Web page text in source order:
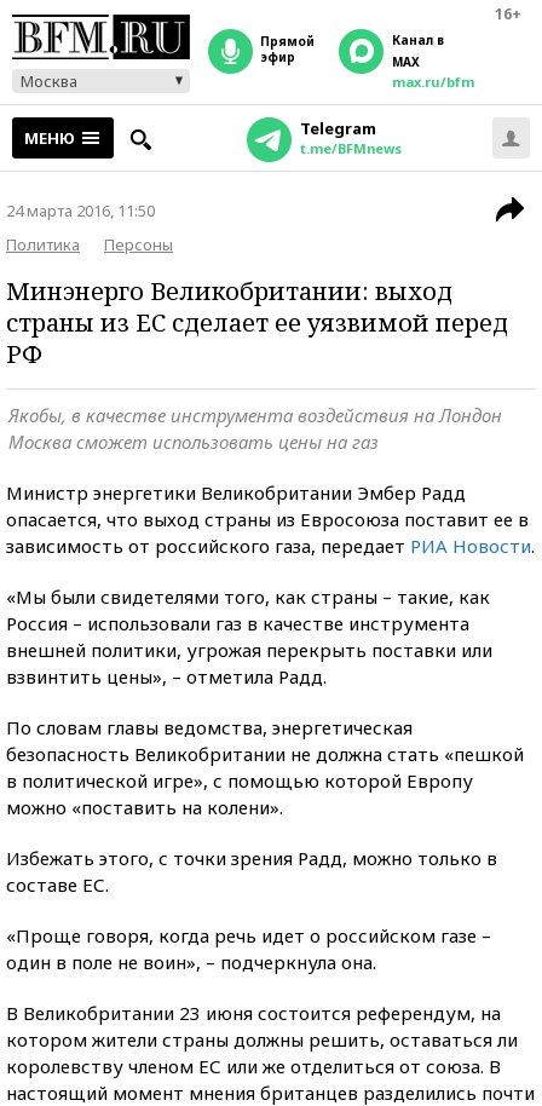
16+
Москва
прямой
эфир
Канал в
MAX
max.ru/bfm
МЕНЮ Telegram
t.me/BFMnews
24 марта 2016, 11:50
Политика
Персоны
Минэнерго Великобритании: выход
страны из ЕС сделает ее уязвимой перед
РФ
Якобы, в качестве инструмента воздействия на Лондон
Москва сможет использовать цены на газ
Министр энергетики Великобритании Эмбер Радд
опасается, что выход страны из Евросоюза поставит ее в
зависимость от российского газа, передает РИА Новости.
«Мы были свидетелями того, как страны – такие, как
Россия – использовали газ в качестве инструмента
внешней политики, угрожая перекрыть поставки или
взвинтить цены», – отметила Радд.
По словам главы ведомства, энергетическая
безопасность Великобритании не должна стать «пешкой
в политической игре», с помощью которой Европу
можно «поставить на колени».
Избежать этого, с точки зрения Радд, можно только в
составе ЕС.
«Проще говоря, когда речь идет о российском газе –
один в поле не воин», – подчеркнула она.
В Великобритании 23 июня состоится референдум, на
котором жители страны должны решить, оставаться ли
королевству членом ЕС или же отделиться от союза. В
настоящий момент мнения британцев разделились почти